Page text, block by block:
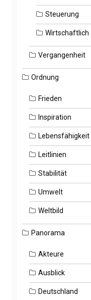
Steuerung
Wirtschaftlich
Vergangenheit
Ordnung
Frieden
Inspiration
Lebensfähigkeit
Leitlinien
Stabilität
Umwelt
Weltbild
Panorama
Akteure
Ausblick
Deutschland